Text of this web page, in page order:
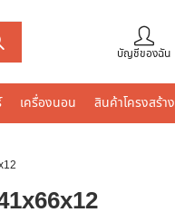
บัญชีของฉัน
เครื่องนอน สินค้าโครงสร้าง